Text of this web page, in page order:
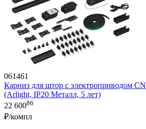
061461
Карниз для штор с электроприводом
(Arlight, IP20 Металл, 5 лет)
22 60086
₽/компл